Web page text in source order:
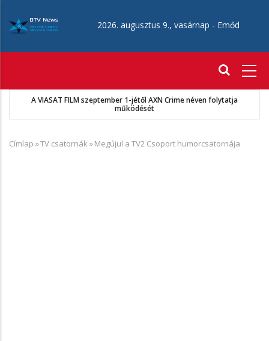
tartalomra
2026. augusztus 9., vasárnap - Emőd
A VIASAT FILM szeptember 1-jétől AXN Crime néven folytatja
működését
Morzsa
Címlap »TV csatornák »Megújul a TV2 Csoport humorcsatornája